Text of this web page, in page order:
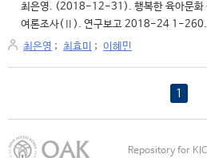
최은영. (2018-12-31). 행복한 육아문화
여론조사(Ⅱ). 연구보고 2018-24 1-260.
최은영 ; 최효미 ; 이혜민
1
Repository for